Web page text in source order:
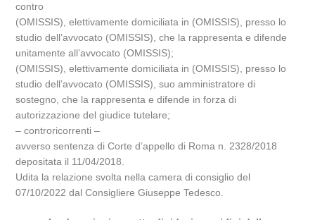
contro
(OMISSIS), elettivamente domiciliata in (OMISSIS), presso lo
studio dell’avvocato (OMISSIS), che la rappresenta e difende
unitamente all’avvocato (OMISSIS);
(OMISSIS), elettivamente domiciliata in (OMISSIS), presso lo
studio dell’avvocato (OMISSIS), suo amministratore di
sostegno, che la rappresenta e difende in forza di
autorizzazione del giudice tutelare;
– controricorrenti –
avverso sentenza di Corte d’appello di Roma n. 2328/2018
depositata il 11/04/2018.
Udita la relazione svolta nella camera di consiglio del
07/10/2022 dal Consigliere Giuseppe Tedesco.